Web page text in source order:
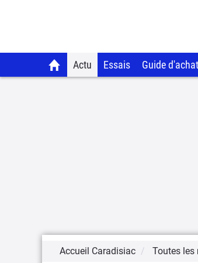
Actu Essais Guide d'achat
Accueil Caradisiac Toutes les